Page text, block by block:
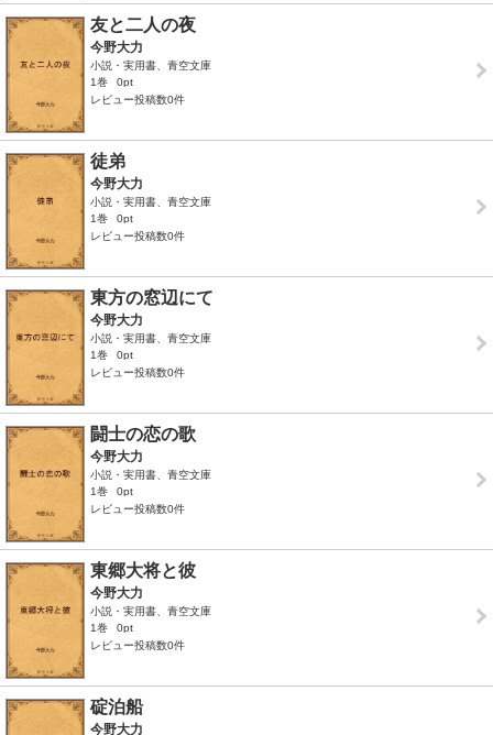
友と二人の夜
今野大力
小説・実用書、青空文庫
1巻
0pt
レビュー投稿数0件
徒弟
今野大力
小説・実用書、青空文庫
1巻
0pt
レビュー投稿数0件
東方の窓辺にて
今野大力
小説・実用書、青空文庫
1巻
0pt
レビュー投稿数0件
闘士の恋の歌
今野大力
小説・実用書、青空文庫
1巻
0pt
レビュー投稿数0件
東郷大将と彼
今野大力
小説・実用書、青空文庫
1巻
0pt
レビュー投稿数0件
碇泊船
今野大力